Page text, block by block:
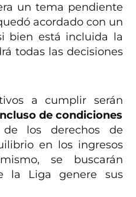
un tema pendiente
acordado con un
bien está incluida la
todas las decisiones
a cumplir serán
de condiciones
los derechos de
en los ingresos
se buscarán
la Liga genere sus